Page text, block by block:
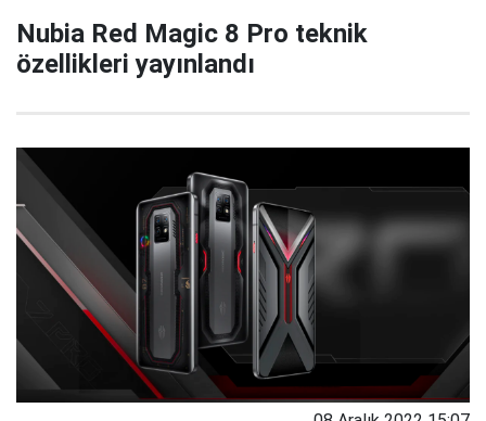
Nubia Red Magic 8 Pro teknik
özellikleri yayınlandı